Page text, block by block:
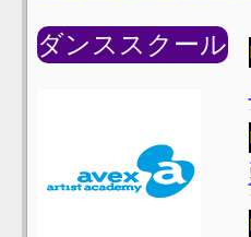
ダンススクール